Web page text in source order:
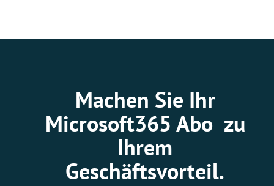
Machen Sie Ihr
Microsoft365 Abo zu
Ihrem
Geschäftsvorteil.